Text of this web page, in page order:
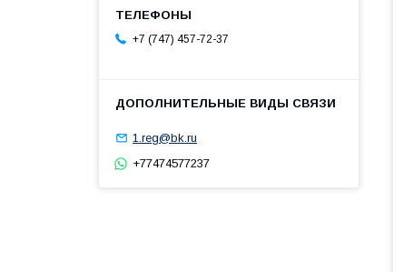
+7 (747) 457-72-37
1.reg@bk.ru
+77474577237